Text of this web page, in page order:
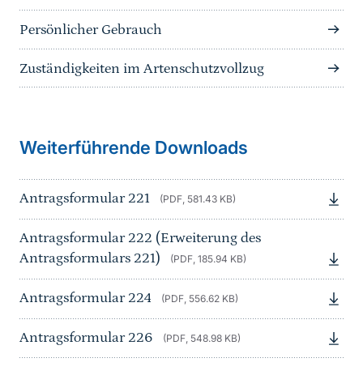
Persönlicher Gebrauch
Zuständigkeiten im Artenschutzvollzug
Weiterführende Downloads
Antragsformular 221 (PDF, 581.43 KB)
Antragsformular 222 (Erweiterung des
Antragsformulars 221)
(PDF, 185.94 KB)
Antragsformular 224 (PDF, 556.62 KB)
Antragsformular 226 (PDF, 548.98 KB)